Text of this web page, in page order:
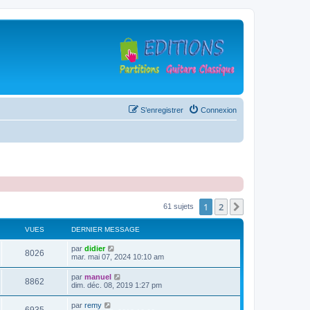
Connexion
S’enregistrer
61 sujets 1 2
VUES DERNIER MESSAGE
8026
u
D
e
i
e
r
m
par didier
mar. mai 07, 2024 10:10 am
8862
u
D
e
par manuel
dim. déc. 08, 2019 1:27 pm
D
par remy